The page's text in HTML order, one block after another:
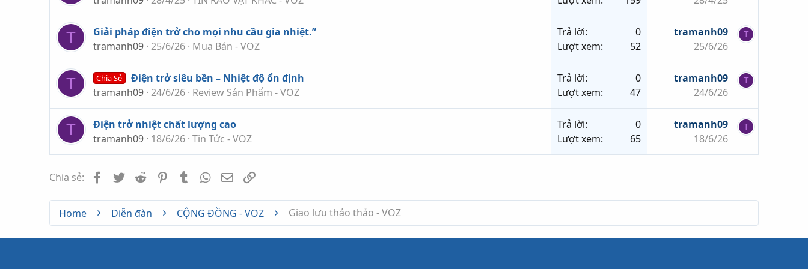
T
Giải pháp điện trở cho mọi nhu cầu gia nhiệt.”
tramanh09 25/6/26 Mua Bán - VOZ
Trả lời
0
Lượt xem
52
tramanh09
25/6/26
T
T Chia Sẻ
Điện trở siêu bền – Nhiệt độ ổn định
tramanh09 24/6/26 Review Sản Phẩm - VOZ
Trả lời
0
Lượt xem
47
tramanh09
24/6/26
T
T
Điện trở nhiệt chất lượng cao
tramanh09
18/6/26 Tin Tức - VOZ
Trả lời
0
Lượt xem
65
tramanh09
18/6/26
T
Chia sẻ: FacebookTwitterReddit PinterestTumblrWhatsApp
Email
Home Diễn đàn CỘNG ĐỒNG - VOZ Giao lưu thảo thảo - VOZ